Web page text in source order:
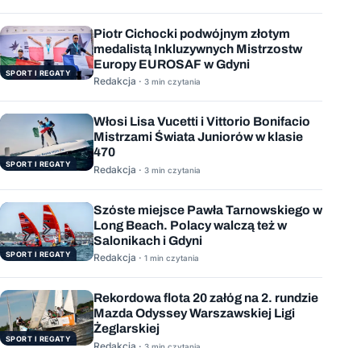
SPORT I REGATY
Piotr Cichocki podwójnym złotym
medalistą Inkluzywnych Mistrzostw
Europy EUROSAF w Gdyni
Redakcja · 3 min czytania
SPORT I REGATY
Włosi Lisa Vucetti i Vittorio Bonifacio
Mistrzami Świata Juniorów w klasie
470
Redakcja · 3 min czytania
SPORT I REGATY
Szóste miejsce Pawła Tarnowskiego w
Long Beach. Polacy walczą też w
Salonikach i Gdyni
Redakcja · 1 min czytania
SPORT I REGATY
Rekordowa flota 20 załóg na 2. rundzie
Mazda Odyssey Warszawskiej Ligi
Żeglarskiej